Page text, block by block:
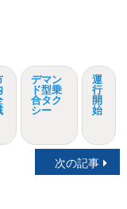
デマン
ド型乗
合タク
シー
運
行
開
始
次の記事